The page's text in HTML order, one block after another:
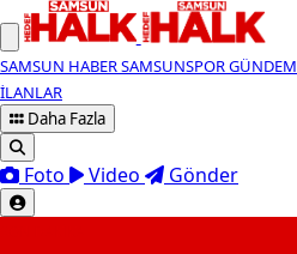
SAMSUN HABERSAMSUNSPORGÜNDEM
İLANLAR
Daha Fazla
Foto Video Gönder